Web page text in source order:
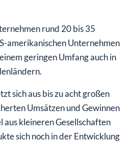
rund 20 bis 35
amerikanischen Unternehmen
geringen Umfang auch in
sich aus bis zu acht großen
Umsätzen und Gewinnen
kleineren Gesellschaften
sich noch in der Entwicklung